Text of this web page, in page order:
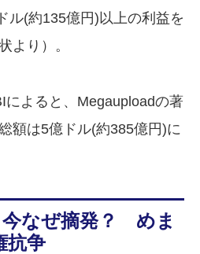
ル(約135億円)以上の利益を
より）。
によると、Megauploadの著
額は5億ドル(約385億円)に
なぜ摘発？ めま
抗争